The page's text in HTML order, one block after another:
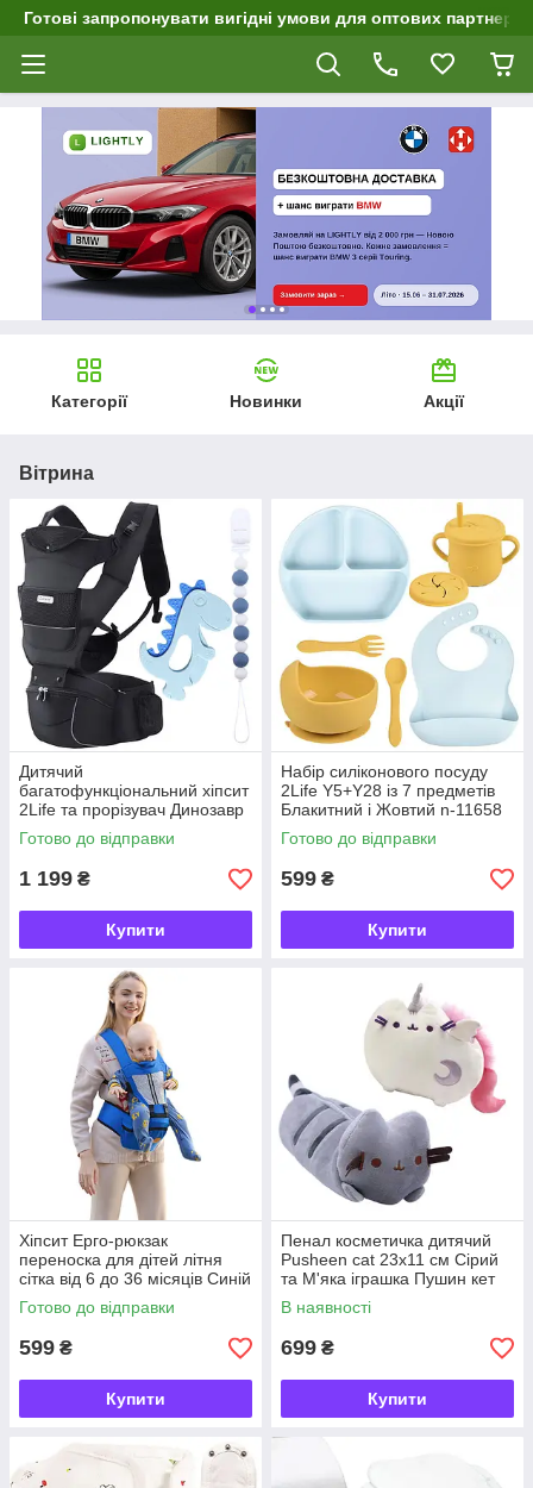
Готові запропонувати вигідні умови для оптових
Категорії Новинки Акції
Вітрина
Дитячий
багатофункціональний хіпсит
2Life та прорізувач Динозавр
з держателем намистини
Рожевий v-13033
Готово до відправки
1 199 ₴
Купити
Набір силіконового посуду
2Life Y5+Y28 із 7 предметів
Блакитний і Жовтий n-11658
Готово до відправки
599 ₴
Купити
Хіпсит Ерго-рюкзак
переноска для дітей літня
сітка від 6 до 36 місяців Синій
v-13150
Готово до відправки
599 ₴
Купити
Пенал косметичка дитячий
Pusheen cat 23х11 см Сірий
та М'яка іграшка Пушин кет
Кіт Єдиноріг 15х12 см v-
12503
В наявності
699 ₴
Купити